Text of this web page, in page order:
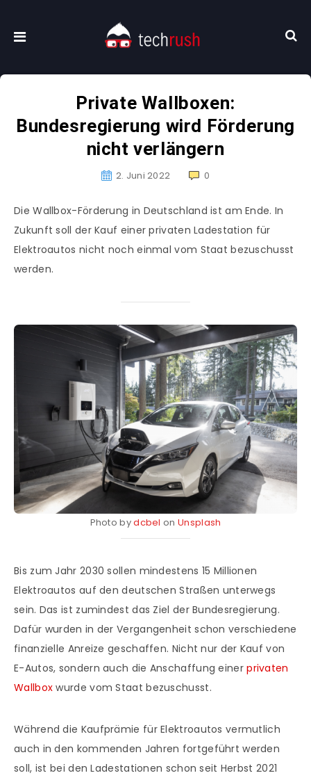
Private Wallboxen:
Bundesregierung wird Förderung
nicht verlängern
2. Juni 2022 0
Die Wallbox-Förderung in Deutschland ist am Ende. In
Zukunft soll der Kauf einer privaten Ladestation für
Elektroautos nicht noch einmal vom Staat bezuschusst
werden.
Photo bydcbel on Unsplash
Bis zum Jahr 2030 sollen mindestens 15 Millionen
Elektroautos auf den deutschen Straßen unterwegs
sein. Das ist zumindest das Ziel der Bundesregierung.
Dafür wurden in der Vergangenheit schon verschiedene
finanzielle Anreize geschaffen. Nicht nur der Kauf von
E-Autos, sondern auch die Anschaffung einerprivaten
Wallbox wurde vom Staat bezuschusst.
Während die Kaufprämie für Elektroautos vermutlich
auch in den kommenden Jahren fortgeführt werden
soll, ist bei den Ladestationen schon seit Herbst 2021